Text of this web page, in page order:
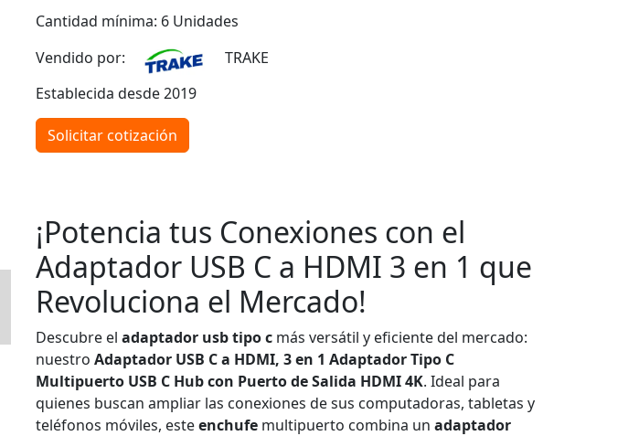
Cantidad mínima: 6 Unidades
Vendido por:
TRAKE
Establecida desde 2019
Solicitar cotización
¡Potencia tus Conexiones con el
Adaptador USB C a HDMI 3 en 1 que
Revoluciona el Mercado!
Descubre el adaptador usb tipo c más versátil y eficiente del mercado:
nuestro Adaptador USB C a HDMI, 3 en 1 Adaptador Tipo C
Multipuerto USB C Hub con Puerto de Salida HDMI 4K. Ideal para
quienes buscan ampliar las conexiones de sus computadoras, tabletas y
teléfonos móviles, esteenchufe multipuerto combina un adaptador